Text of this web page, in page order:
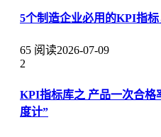
5个制造企业必用的KPI指标
65 阅读2026-07-09
2
KPI指标库之 产品一次合格
度计”